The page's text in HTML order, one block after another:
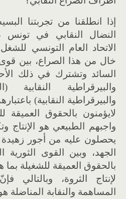
إذا انطلقنا من تجربتنا
النضال النقابي في تونس
الاتحاد العام التونسي
خال من هذا الصراع، بين
السائد وتشترك في ذلك
والبيرقراطية النقابية
والبيرقراطية النقابية)
لايؤمنون بالحقوق العميقة
واجبهم الطبيعي هو الإنتاج
يحصلون عليه من أجور زهيدة
الجهد، وبين القوى الثورية
بالحقوق العميقة للشغيلة
لإنتاج الثروة، وبالتالي
المساهمة والنقابة